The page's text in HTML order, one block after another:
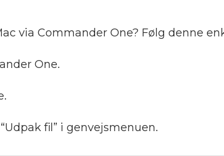
via Commander One? Følg denne
One.
fil” i genvejsmenuen.